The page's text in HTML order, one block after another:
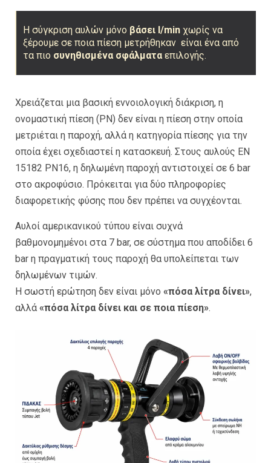
Η σύγκριση αυλών μόνο βάσει l/min χωρίς να
ξέρουμε σε ποια πίεση μετρήθηκαν είναι ένα από
τα πιο συνηθισμένα σφάλματαεπιλογής.
Χρειάζεται μια βασική εννοιολογική διάκριση, η
ονομαστική πίεση (PN) δεν είναι η πίεση στην οποία
μετριέται η παροχή, αλλά η κατηγορία πίεσης για την
οποία έχει σχεδιαστεί η κατασκευή. Στους αυλούς EN
15182 PN16, η δηλωμένη παροχή αντιστοιχεί σε 6 bar
στο ακροφύσιο. Πρόκειται για δύο πληροφορίες
διαφορετικής φύσης που δεν πρέπει να συγχέονται.
Αυλοί αμερικανικού τύπου είναι συχνά
βαθμονομημένοι στα 7 bar, σε σύστημα που αποδίδει 6
bar η πραγματική τους παροχή θα υπολείπεται των
δηλωμένων τιμών.
Η σωστή ερώτηση δεν είναι μόνο «πόσα λίτρα δίνει»,
αλλά «πόσα λίτρα δίνει και σε ποια πίεση».